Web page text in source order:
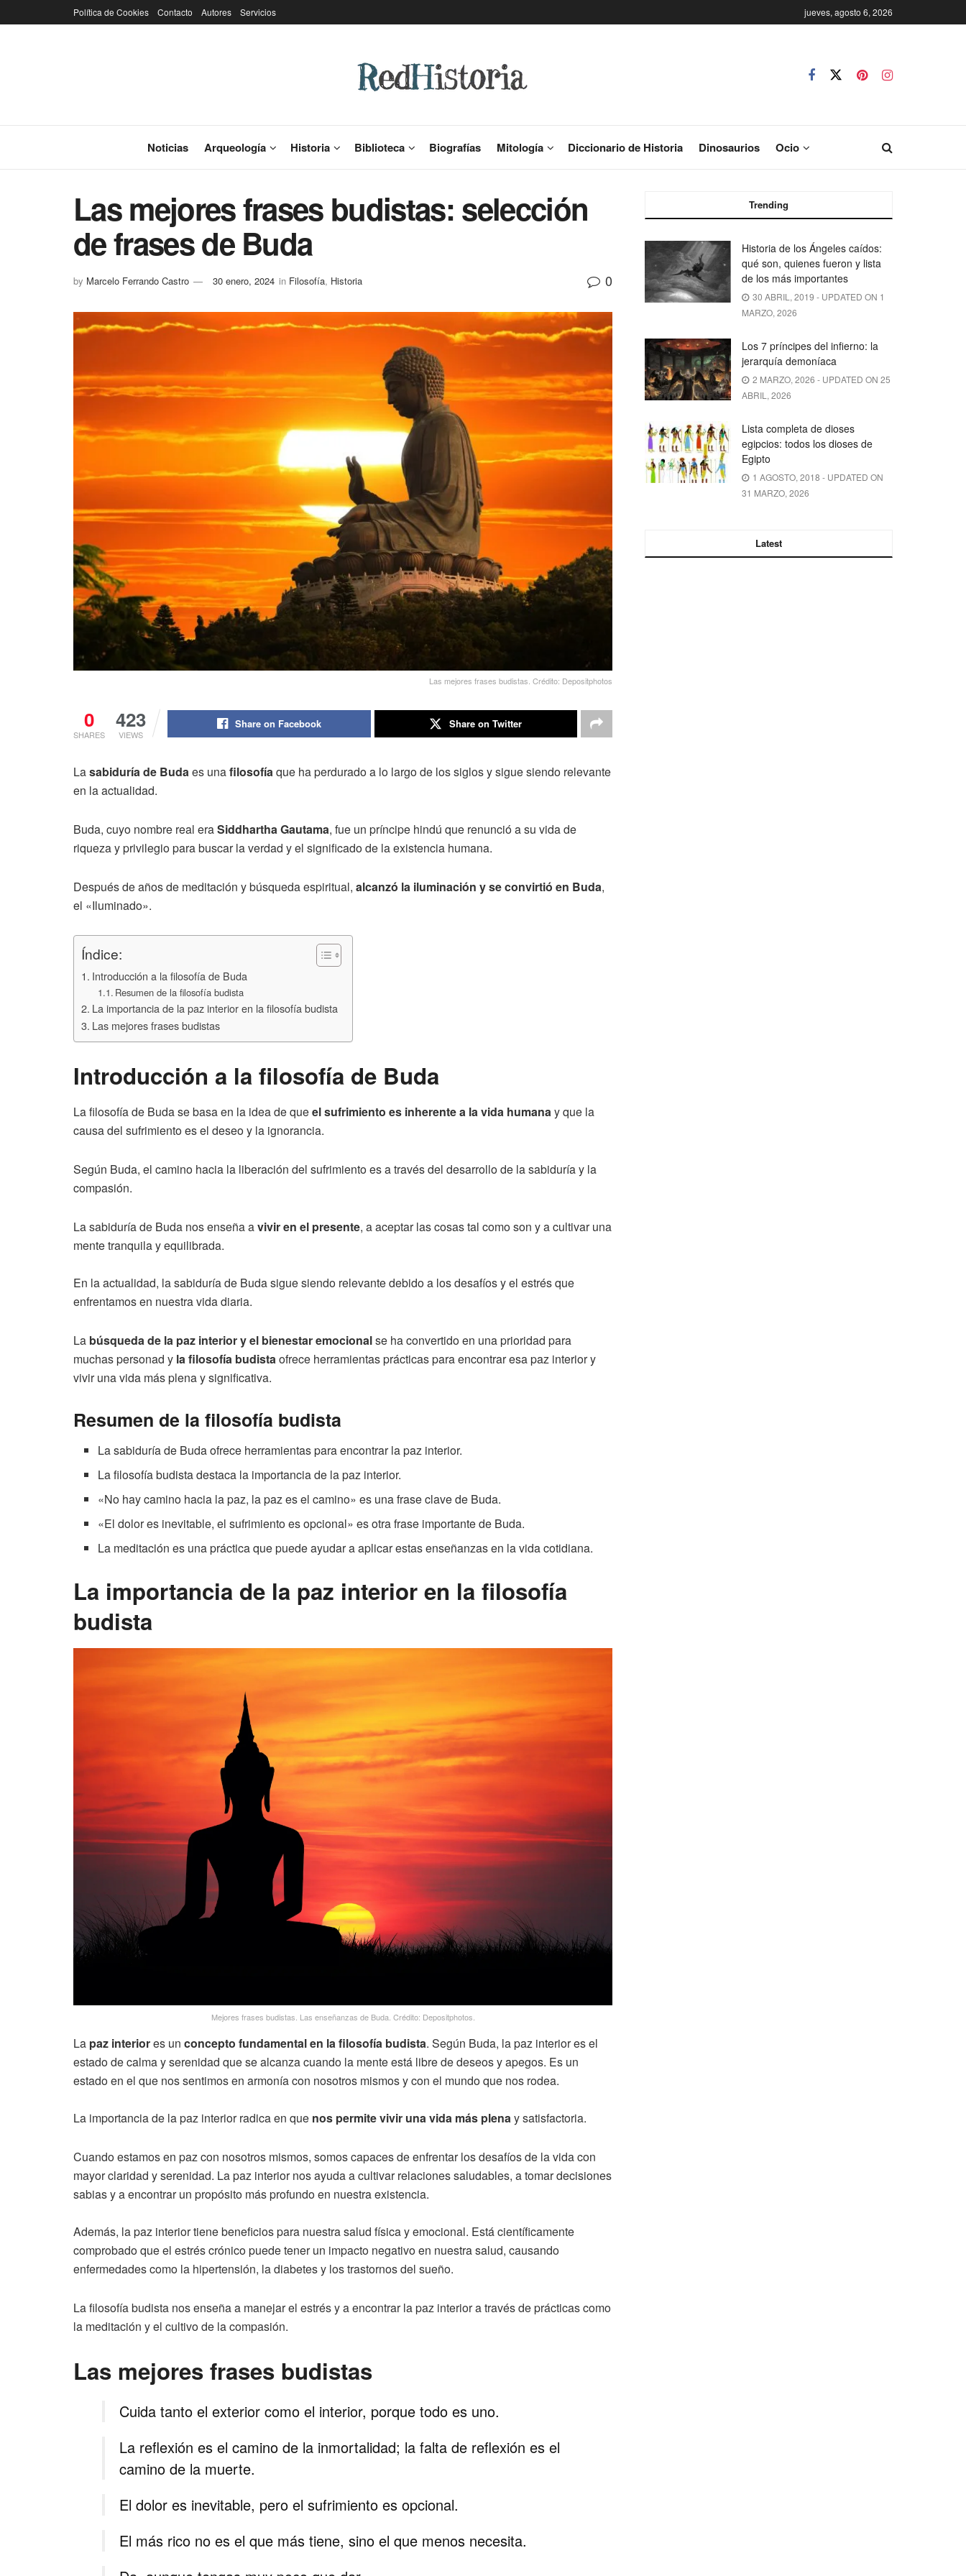
Política de Cookies Contacto Autores Servicios jueves, agosto 6, 2026
Noticias Arqueología Historia Biblioteca Biografías Mitología Diccionario de Historia Dinosaurios Ocio
Las mejores frases budistas: selección
de frases de Buda
by Marcelo Ferrando Castro 30 enero, 2024 in Filosofía, Historia 0
Las mejores frases budistas. Crédito: Depositphotos
0
SHARES
423
VIEWS
Share on Facebook Share on Twitter
Lasabiduría de Budaes unafilosofíaque ha perdurado a lo largo de los siglos y sigue siendo relevante
en la actualidad.
Buda, cuyo nombre real eraSiddhartha Gautama, fue un príncipe hindú que renunció a su vida de
riqueza y privilegio para buscar la verdad y el significado de la existencia humana.
Después de años de meditación y búsqueda espiritual, alcanzó la iluminación y se convirtió en Buda,
el «Iluminado».
Índice:
Introducción a la filosofía de Buda
Resumen de la filosofía budista
La importancia de la paz interior en la filosofía budista
Las mejores frases budistas
Introducción a la filosofía de Buda
La filosofía de Buda se basa en la idea de queel sufrimiento es inherente a la vida humanay que la
causa del sufrimiento es el deseo y la ignorancia.
Según Buda, el camino hacia la liberación del sufrimiento es a través del desarrollo de la sabiduría y la
compasión.
La sabiduría de Buda nos enseña avivir en el presente, a aceptar las cosas tal como son y a cultivar una
mente tranquila y equilibrada.
En la actualidad, la sabiduría de Buda sigue siendo relevante debido a los desafíos y el estrés que
enfrentamos en nuestra vida diaria.
La búsqueda de la paz interior y el bienestar emocionalse ha convertido en una prioridad para
muchas personad y la filosofía budistaofrece herramientas prácticas para encontrar esa paz interior y
vivir una vida más plena y significativa.
Resumen de la filosofía budista
La sabiduría de Buda ofrece herramientas para encontrar la paz interior.
La filosofía budista destaca la importancia de la paz interior.
«No hay camino hacia la paz, la paz es el camino» es una frase clave de Buda.
«El dolor es inevitable, el sufrimiento es opcional» es otra frase importante de Buda.
La meditación es una práctica que puede ayudar a aplicar estas enseñanzas en la vida cotidiana.
La importancia de la paz interior en la filosofía
budista
Mejores frases budistas. Las enseñanzas de Buda. Crédito: Depositphotos.
La paz interiores un concepto fundamental en la filosofía budista. Según Buda, la paz interior es el
estado de calma y serenidad que se alcanza cuando la mente está libre de deseos y apegos. Es un
estado en el que nos sentimos en armonía con nosotros mismos y con el mundo que nos rodea.
La importancia de la paz interior radica en que nos permite vivir una vida más plenay satisfactoria.
Cuando estamos en paz con nosotros mismos, somos capaces de enfrentar los desafíos de la vida con
mayor claridad y serenidad. La paz interior nos ayuda a cultivar relaciones saludables, a tomar decisiones
sabias y a encontrar un propósito más profundo en nuestra existencia.
Además, la paz interior tiene beneficios para nuestra salud física y emocional. Está científicamente
comprobado que el estrés crónico puede tener un impacto negativo en nuestra salud, causando
enfermedades como la hipertensión, la diabetes y los trastornos del sueño.
La filosofía budista nos enseña a manejar el estrés y a encontrar la paz interior a través de prácticas como
la meditación y el cultivo de la compasión.
Las mejores frases budistas
Cuida tanto el exterior como el interior, porque todo es uno.
La reflexión es el camino de la inmortalidad; la falta de reflexión es el
camino de la muerte.
El dolor es inevitable, pero el sufrimiento es opcional.
El más rico no es el que más tiene, sino el que menos necesita.
Trending
Historia de los Ángeles caídos:
qué son, quienes fueron y lista
de los más importantes
30 ABRIL, 2019 - UPDATED ON 1
MARZO, 2026
Los 7 príncipes del infierno: la
jerarquía demoníaca
2 MARZO, 2026 - UPDATED ON 25
ABRIL, 2026
Lista completa de dioses
egipcios: todos los dioses de
Egipto
1 AGOSTO, 2018 - UPDATED ON
31 MARZO, 2026
Latest